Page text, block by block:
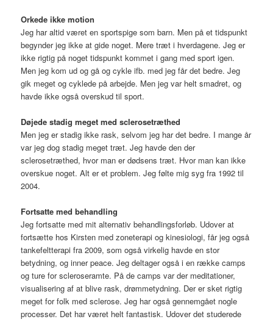
Orkede ikke motion
Jeg har altid været en sportspige som barn. Men på et tidspunkt
begynder jeg ikke at gide noget. Mere træt i hverdagene. Jeg er
ikke rigtig på noget tidspunkt kommet i gang med sport igen.
Men jeg kom ud og gå og cykle ifb. med jeg får det bedre. Jeg
gik meget og cyklede på arbejde. Men jeg var helt smadret, og
havde ikke også overskud til sport.
Døjede stadig meget med sclerosetræthed
Men jeg er stadig ikke rask, selvom jeg har det bedre. I mange år
var jeg dog stadig meget træt. Jeg havde den der
sclerosetræthed, hvor man er dødsens træt. Hvor man kan ikke
overskue noget. Alt er et problem. Jeg følte mig syg fra 1992 til
2004.
Fortsatte med behandling
Jeg fortsatte med mit alternativ behandlingsforløb. Udover at
fortsætte hos Kirsten med zoneterapi og kinesiologi, får jeg også
tankefeltterapi fra 2009, som også virkelig havde en stor
betydning, og inner peace. Jeg deltager også i en række camps
og ture for scleroseramte. På de camps var der meditationer,
visualisering af at blive rask, drømmetydning. Der er sket rigtig
meget for folk med sclerose. Jeg har også gennemgået nogle
processer. Det har været helt fantastisk. Udover det studerede